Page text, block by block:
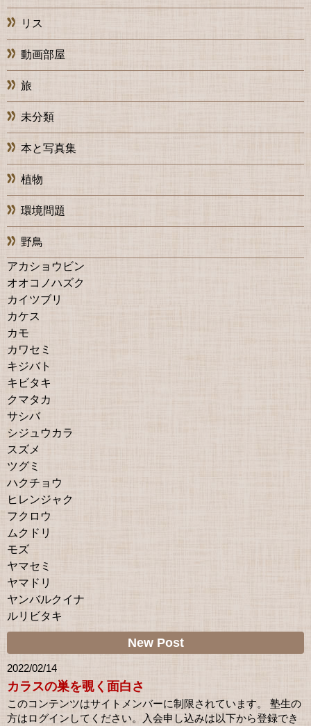
リス
動画部屋
旅
未分類
本と写真集
植物
環境問題
野鳥
アカショウビン
オオコノハズク
カイツブリ
カケス
カモ
カワセミ
キジバト
キビタキ
クマタカ
サシバ
シジュウカラ
スズメ
ツグミ
ハクチョウ
ヒレンジャク
フクロウ
ムクドリ
モズ
ヤマセミ
ヤマドリ
ヤンバルクイナ
ルリビタキ
New Post
2022/02/14
カラスの巣を覗く面白さ
このコンテンツはサイトメンバーに制限されています。 塾生の
方はログインしてください。入会申し込みは以下から登録でき